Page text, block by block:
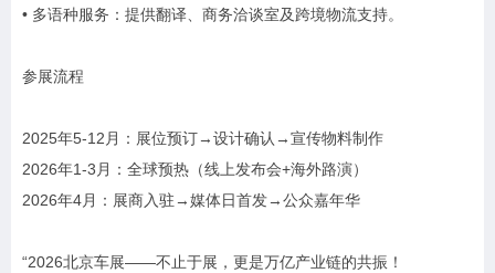
• 多语种服务：提供翻译、商务洽谈室及跨境物流支持。
参展流程
2025年5-12月：展位预订→设计确认→宣传物料制作
2026年1-3月：全球预热（线上发布会+海外路演）
2026年4月：展商入驻→媒体日首发→公众嘉年华
“2026北京车展——不止于展，更是万亿产业链的共振！